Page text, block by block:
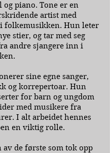
og piano. Tone er en
artist med
folkemusikken. Hun leter
stier, og tar med seg
andre sjangere inn i
sine egne sanger,
og korrepertoar. Hun
for barn og ungdom
med musikere fra
I alt arbeidet hennes
en viktig rolle.
av de første som tok opp